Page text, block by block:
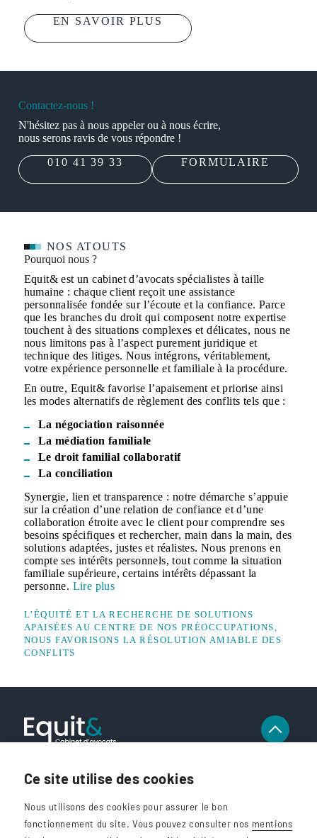
EN SAVOIR PLUS
Contactez-nous !
N'hésitez pas à nous appeler ou à nous écrire,
nous serons ravis de vous répondre !
010 41 39 33
FORMULAIRE
NOS ATOUTS
Pourquoi nous ?
Equit& est un cabinet d’avocats spécialistes à taille
humaine : chaque client reçoit une assistance
personnalisée fondée sur l’écoute et la confiance. Parce
que les branches du droit qui composent notre expertise
touchent à des situations complexes et délicates, nous ne
nous limitons pas à l’aspect purement juridique et
technique des litiges. Nous intégrons, véritablement,
votre expérience personnelle et familiale à la procédure.
En outre, Equit& favorise l’apaisement et priorise ainsi
les modes alternatifs de règlement des conflits tels que :
La négociation raisonnée
La médiation familiale
Le droit familial collaboratif
La conciliation
Synergie, lien et transparence : notre démarche s’appuie
sur la création d’une relation de confiance et d’une
collaboration étroite avec le client pour comprendre ses
besoins spécifiques et rechercher, main dans la main, des
solutions adaptées, justes et réalistes. Nous prenons en
compte ses intérêts personnels, tout comme la situation
familiale supérieure, certains intérêts dépassant la
personne. Lire plus
L’ÉQUITÉ ET LA RECHERCHE DE SOLUTIONS
APAISÉES AU CENTRE DE NOS PRÉOCCUPATIONS,
NOUS FAVORISONS LA RÉSOLUTION AMIABLE DES
CONFLITS
Coordonnées
Avenue du Belloy 1 - 1300 Wavre
010 41 39 33
Ce site utilise des cookies
Nous utilisons des cookies pour assurer le bon
fonctionnement du site. Vous pouvez consulter nos mentions